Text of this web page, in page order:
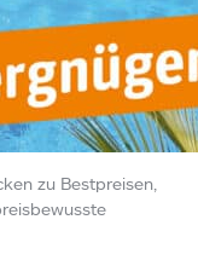
zu Bestpreisen,